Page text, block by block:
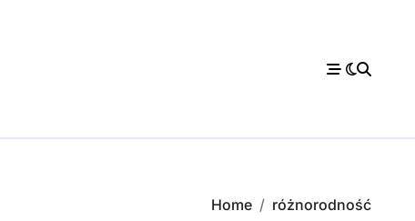
Home różnorodność